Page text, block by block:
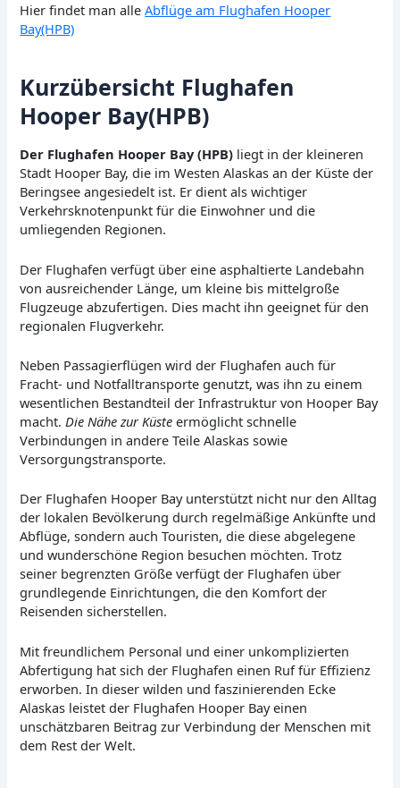
Hier findet man alleAbflüge am Flughafen Hooper
Bay(HPB)
Kurzübersicht Flughafen
Hooper Bay(HPB)
Der Flughafen Hooper Bay (HPB) liegt in der kleineren
Stadt Hooper Bay, die im Westen Alaskas an der Küste der
Beringsee angesiedelt ist. Er dient als wichtiger
Verkehrsknotenpunkt für die Einwohner und die
umliegenden Regionen.
Der Flughafen verfügt über eine asphaltierte Landebahn
von ausreichender Länge, um kleine bis mittelgroße
Flugzeuge abzufertigen. Dies macht ihn geeignet für den
regionalen Flugverkehr.
Neben Passagierflügen wird der Flughafen auch für
Fracht- und Notfalltransporte genutzt, was ihn zu einem
wesentlichen Bestandteil der Infrastruktur von Hooper Bay
macht.Die Nähe zur Küste ermöglicht schnelle
Verbindungen in andere Teile Alaskas sowie
Versorgungstransporte.
Der Flughafen Hooper Bay unterstützt nicht nur den Alltag
der lokalen Bevölkerung durch regelmäßige Ankünfte und
Abflüge, sondern auch Touristen, die diese abgelegene
und wunderschöne Region besuchen möchten. Trotz
seiner begrenzten Größe verfügt der Flughafen über
grundlegende Einrichtungen, die den Komfort der
Reisenden sicherstellen.
Mit freundlichem Personal und einer unkomplizierten
Abfertigung hat sich der Flughafen einen Ruf für Effizienz
erworben. In dieser wilden und faszinierenden Ecke
Alaskas leistet der Flughafen Hooper Bay einen
unschätzbaren Beitrag zur Verbindung der Menschen mit
dem Rest der Welt.